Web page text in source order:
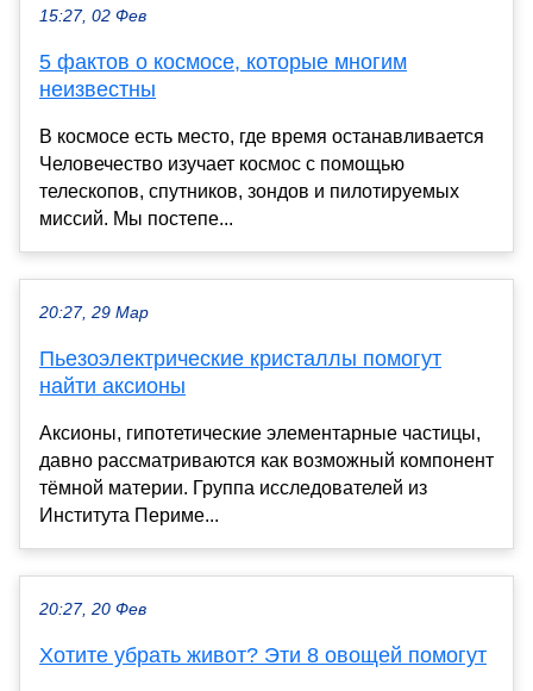
15:27, 02 Фев
5 фактов о космосе, которые многим
неизвестны
В космосе есть место, где время останавливается
Человечество изучает космос с помощью
телескопов, спутников, зондов и пилотируемых
миссий. Мы постепе...
20:27, 29 Мар
Пьезоэлектрические кристаллы помогут
найти аксионы
Аксионы, гипотетические элементарные частицы,
давно рассматриваются как возможный компонент
тёмной материи. Группа исследователей из
Института Периме...
20:27, 20 Фев
Хотите убрать живот? Эти 8 овощей помогут